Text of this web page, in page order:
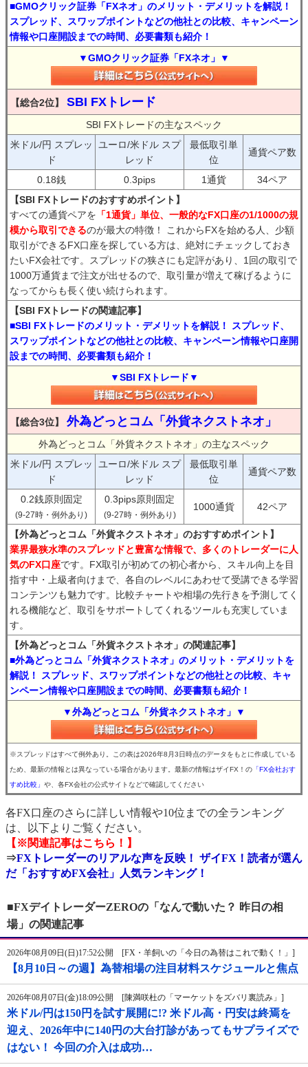
■GMOクリック証券「FXネオ」のメリット・デメリットを解説！
スプレッド、スワップポイントなどの他社との比較、キャンペーン
情報や口座開設までの時間、必要書類も紹介！
▼GMOクリック証券「FXネオ」▼
【総合2位】 SBI FXトレード
SBI FXトレードの主なスペック
米ドル/円 スプレッ
ド
ユーロ/米ドル スプ
レッド
最低取引単
位
通貨ペア数
0.18銭 0.3pips 1通貨
34ペア
【SBI FXトレードのおすすめポイント】
すべての通貨ペアを 「1通貨」単位、一般的なFX口座の1/1000の規
模から取引できるのが最大の特徴！ これからFXを始める人、少額
取引ができるFX口座を探している方は、絶対にチェックしておき
たいFX会社です。スプレッドの狭さにも定評があり、1回の取引で
1000万通貨まで注文が出せるので、取引量が増えて稼げるように
なってからも長く使い続けられます。
【SBI FXトレードの関連記事】
■SBI FXトレードのメリット・デメリットを解説！ スプレッド、
スワップポイントなどの他社との比較、キャンペーン情報や口座開
設までの時間、必要書類も紹介！
▼SBI FXトレード▼
【総合3位】 外為どっとコム「外貨ネクストネオ」
外為どっとコム「外貨ネクストネオ」の主なスペック
米ドル/円 スプレッ
ド
ユーロ/米ドル スプ
レッド
最低取引単
位
通貨ペア数
0.2銭原則固定
(9-27時・例外あり)
0.3pips原則固定
(9-27時・例外あり)
1000通貨 42ペア
【外為どっとコム「外貨ネクストネオ」のおすすめポイント】
業界最狭水準のスプレッドと豊富な情報で、多くのトレーダーに人
気のFX口座です。FX取引が初めての初心者から、スキル向上を目
指す中・上級者向けまで、各自のレベルにあわせて受講できる学習
コンテンツも魅力です。比較チャートや相場の先行きを予測してく
れる機能など、取引をサポートしてくれるツールも充実していま
す。
【外為どっとコム「外貨ネクストネオ」の関連記事】
■外為どっとコム「外貨ネクストネオ」のメリット・デメリットを
解説！ スプレッド、スワップポイントなどの他社との比較、キャ
ンペーン情報や口座開設までの時間、必要書類も紹介！
▼外為どっとコム「外貨ネクストネオ」▼
※スプレッドはすべて例外あり。この表は2026年8月3日時点のデータをもとに作成している
ため、最新の情報とは異なっている場合があります。最新の情報はザイFX！の 「FX会社おす
すめ比較」 や、各FX会社の公式サイトなどで確認してください
各FX口座のさらに詳しい情報や10位までの全ランキング
は、以下よりご覧ください。
【※関連記事はこちら！】
⇒FXトレーダーのリアルな声を反映！ ザイFX！読者が選ん
だ「おすすめFX会社」人気ランキング！
■FXデイトレーダーZEROの「なんで動いた？ 昨日の相
場」の関連記事
2026年08月09日(日)17:52公開 [FX・羊飼いの「今日の為替はこれで動く！」]
【8月10日～の週】為替相場の注目材料スケジュールと焦点
2026年08月07日(金)18:09公開 [陳満咲杜の「マーケットをズバリ裏読み」]
米ドル/円は150円を試す展開に!? 米ドル高・円安は終焉を
迎え、2026年中に140円の大台打診があってもサプライズで
はない！ 今回の介入は成功…